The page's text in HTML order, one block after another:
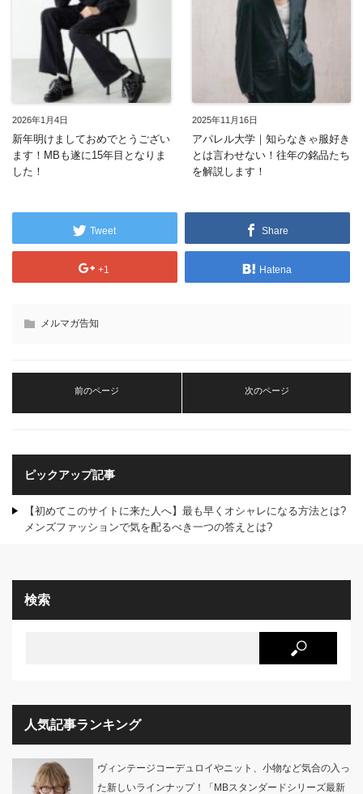
2026年1月4日
新年明けましておめでとうござい
ます！MBも遂に15年目となりま
した！
2025年11月16日
アパレル大学｜知らなきゃ服好き
とは言わせない！往年の銘品たち
を解説します！
Tweet Share
+1 Hatena
メルマガ告知
前のページ 次のページ
ピックアップ記事
【初めてこのサイトに来た人へ】最も早くオシャレになる方法とは?
メンズファッションで気を配るべき一つの答えとは?
検索
人気記事ランキング
ヴィンテージコーデュロイやニット、小物など気合の入っ
た新しいラインナップ！「MBスタンダードシリーズ最新